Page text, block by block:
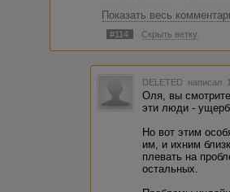
господин вокруг -
Показать весь
#114 Скрыть ветку
DELETED написал
Оля, вы
эти люди -
Но вот этим
им, и ихним
плевать на
остальных.